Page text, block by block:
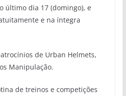
último dia 17 (domingo), e
e na íntegra
de Urban Helmets,
Manipulação.
de treinos e competições